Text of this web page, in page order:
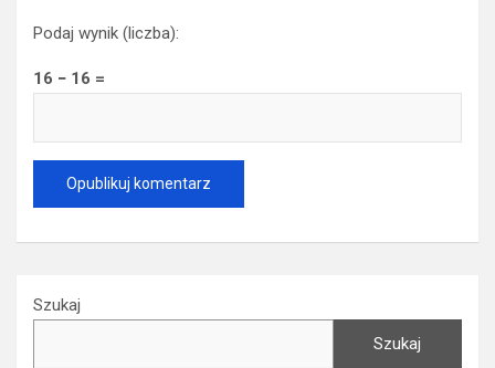
Podaj wynik (liczba):
16 − 16 =
Szukaj
Szukaj